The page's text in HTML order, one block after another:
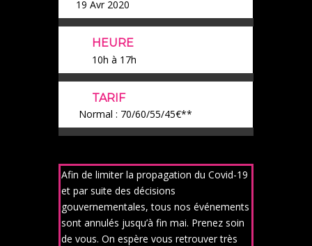
19 Avr 2020
HEURE
10h à 17h
TARIF
Normal : 70/60/55/45€**
Afin de limiter la propagation du Covid-19
et par suite des décisions
gouvernementales, tous nos événements
sont annulés jusqu’à fin mai. Prenez soin
de vous. On espère vous retrouver très